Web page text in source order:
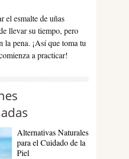
el esmalte de uñas
llevar su tiempo, pero
la pena. ¡Así que toma tu
a practicar!
Alternativas Naturales
para el Cuidado de la
Piel